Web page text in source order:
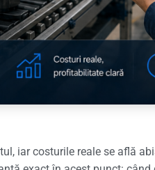
iar costurile reale se află